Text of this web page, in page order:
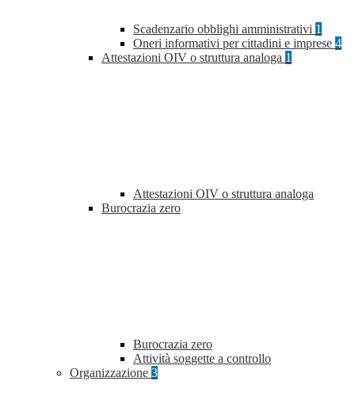
Scadenzario obblighi amministrativi 1
Oneri informativi per cittadini e imprese 4
Attestazioni OIV o struttura analoga 1
Attestazioni OIV o struttura analoga
Burocrazia zero
Burocrazia zero
Attività soggette a controllo
Organizzazione 3